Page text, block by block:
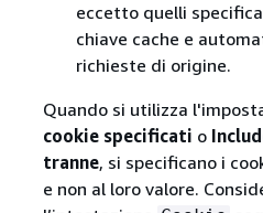
eccetto quelli
chiave cache e
richieste di origine.
Quando si utilizza
cookie specificati o
tranne, si specificano i
e non al loro valore.